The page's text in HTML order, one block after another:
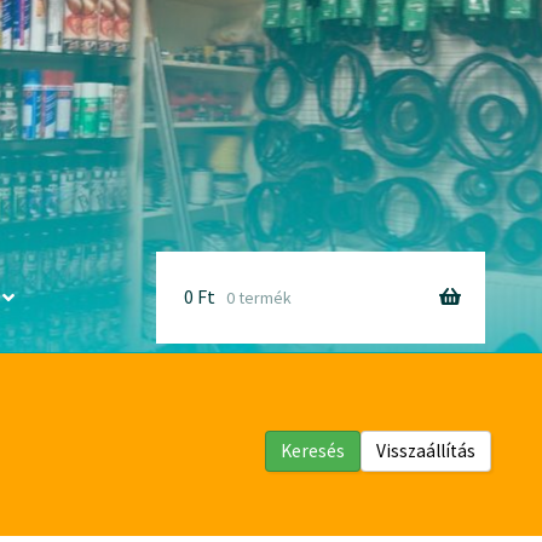
0 Ft 0 termék
Keresés Visszaállítás